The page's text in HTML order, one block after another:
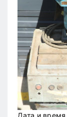
Дата и